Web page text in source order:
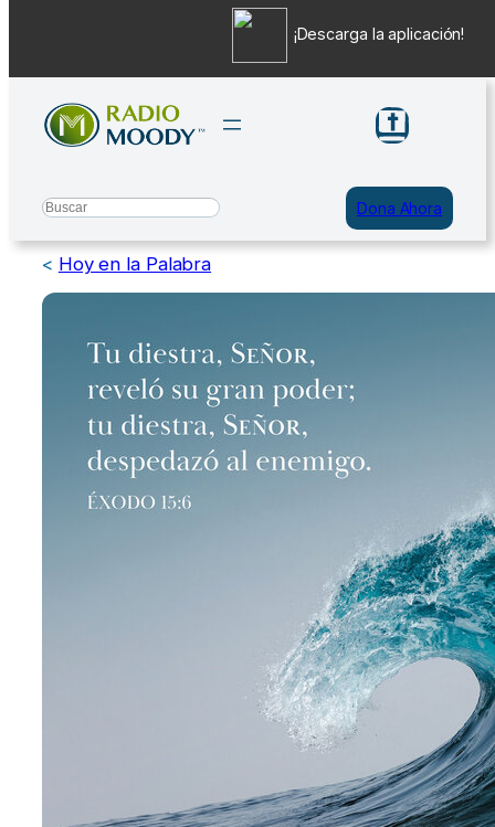
contenido
Search Dona Ahora
< Hoy en la Palabra
¡Descarga la aplicación!